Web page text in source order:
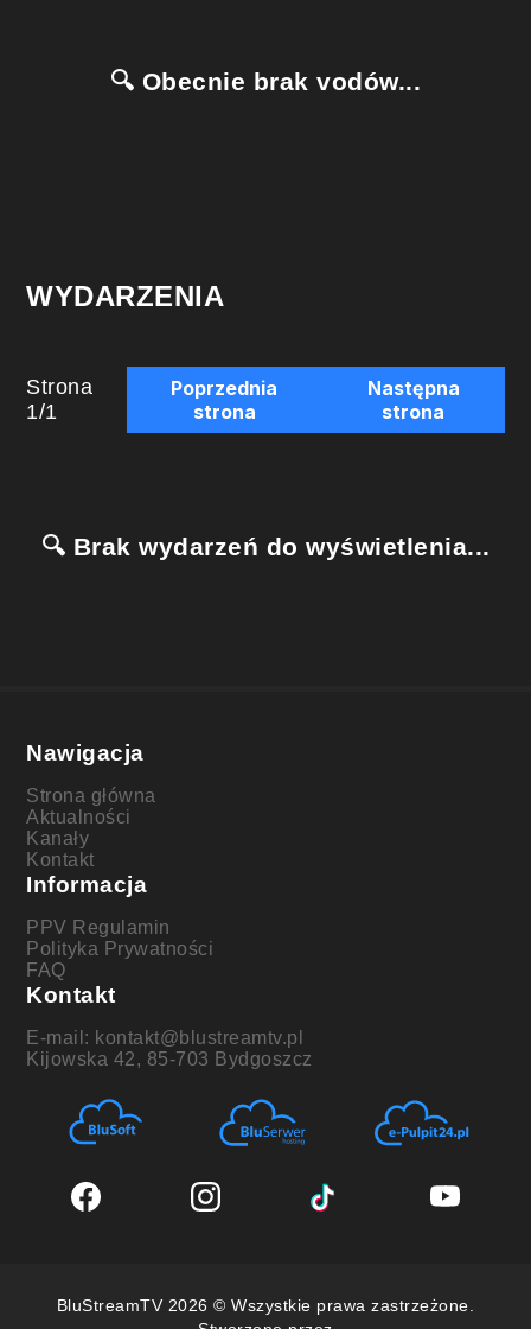
🔍 Obecnie brak vodów...
WYDARZENIA
Strona
1/1
Poprzednia
strona
Następna
strona
🔍 Brak wydarzeń do wyświetlenia...
Nawigacja
Strona główna
Aktualności
Kanały
Kontakt
Informacja
PPV Regulamin
Polityka Prywatności
FAQ
Kontakt
E-mail: kontakt@blustreamtv.pl
Kijowska 42, 85-703 Bydgoszcz
BluStreamTV 2026 © Wszystkie prawa zastrzeżone.